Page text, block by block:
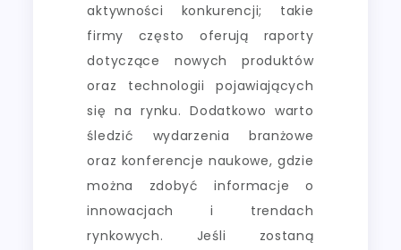
aktywności konkurencji; takie
firmy często oferują raporty
dotyczące nowych produktów
oraz technologii pojawiających
się na rynku. Dodatkowo warto
śledzić wydarzenia branżowe
oraz konferencje naukowe, gdzie
można zdobyć informacje o
innowacjach i trendach
rynkowych. Jeśli zostaną